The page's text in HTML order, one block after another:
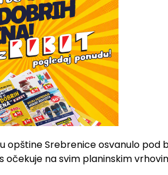
opštine Srebrenice osvanulo pod
očekuje na svim planinskim